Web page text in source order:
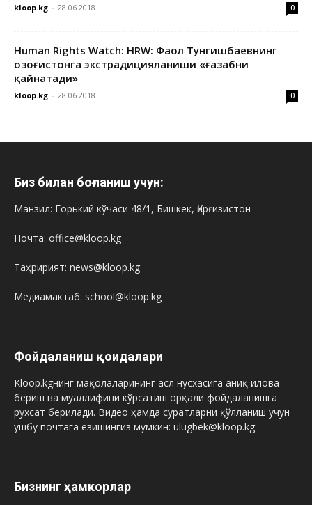
kloop.kg - 28.06.2018 0
Human Rights Watch: HRW: Фаол Тунгишбаевнинг
Қозоғистонга экстрадицияланиши «ғазабни
қайнатади»
kloop.kg - 28.06.2018 0
Биз билан боғланиш учун:
Манзил: Горький кўчаси 48/1, Бишкек, Қирғизистон
Почта: office@kloop.kg
Таҳририят: news@kloop.kg
Медиамактаб: school@kloop.kg
Фойдаланиш қоидалари
Kloop.kgнинг мақолаларининг асл нусхасига аниқ илова
бериш ва муаллифини кўрсатиш орқали фойдаланишга
рухсат берилади. Видео ҳамда суратларни қўлланиш учун
ушбу почтага ёзишингиз мумкин: ulugbek@kloop.kg
Бизнинг ҳамкорлар